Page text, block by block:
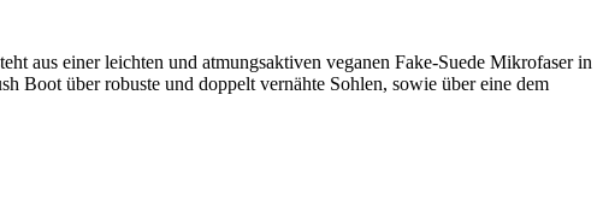
aus einer leichten und atmungsaktiven veganen Fake-Suede Mikrofaser in
Boot über robuste und doppelt vernähte Sohlen, sowie über eine dem